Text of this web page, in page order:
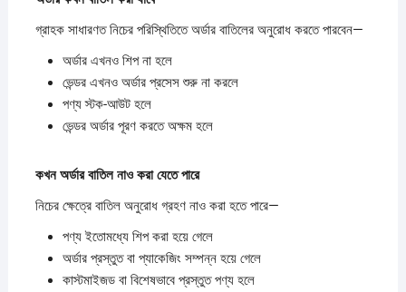
গ্রাহক সাধারণত নিচের পরিস্থিতিতে অর্ডার বাতিলের অনুরোধ করতে পারবেন—
অর্ডার এখনও শিপ না হলে
ভেন্ডর এখনও অর্ডার প্রসেস শুরু না করলে
পণ্য স্টক-আউট হলে
ভেন্ডর অর্ডার পূরণ করতে অক্ষম হলে
কখনঅর্ডারবাতিলনাওকরাযেতেপারে
নিচের ক্ষেত্রে বাতিল অনুরোধ গ্রহণ নাও করা হতে পারে—
পণ্য ইতোমধ্যে শিপ করা হয়ে গেলে
অর্ডার প্রস্তুত বা প্যাকেজিং সম্পন্ন হয়ে গেলে
কাস্টমাইজড বা বিশেষভাবে প্রস্তুত পণ্য হলে